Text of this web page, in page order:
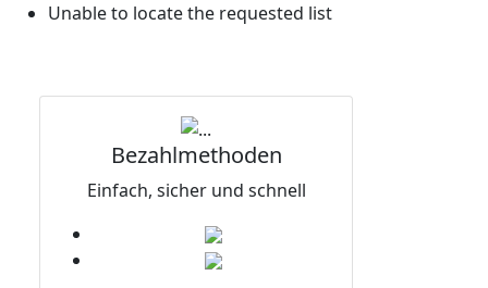
Unable to locate the requested list
Bezahlmethoden
Einfach, sicher und schnell